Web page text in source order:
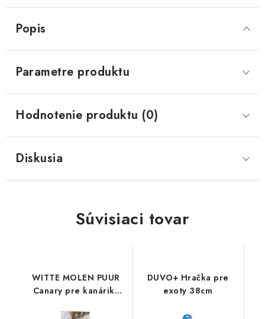
Popis
Parametre produktu
Hodnotenie produktu (0)
Diskusia
Súvisiaci tovar
WITTE MOLEN PUUR
Canary pre kanáriky
DUVO+ Hračka pre
exoty 38cm